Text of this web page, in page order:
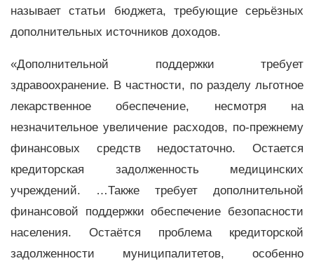
называет статьи бюджета, требующие серьёзных
дополнительных источников доходов.
«Дополнительной поддержки требует
здравоохранение. В частности, по разделу льготное
лекарственное обеспечение, несмотря на
незначительное увеличение расходов, по-прежнему
финансовых средств недостаточно. Остается
кредиторская задолженность медицинских
учреждений. …Также требует дополнительной
финансовой поддержки обеспечение безопасности
населения. Остаётся проблема кредиторской
задолженности муниципалитетов, особенно